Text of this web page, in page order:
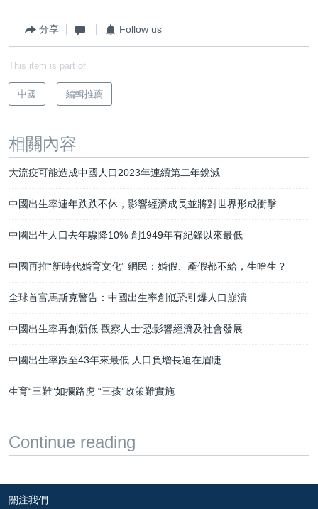
分享 Follow us
This item is part of
中國 編輯推薦
相關內容
大流疫可能造成中國人口2023年連續第二年銳減
中國出生率連年跌跌不休，影響經濟成長並將對世界形成衝擊
中國出生人口去年驟降10% 創1949年有紀錄以來最低
中國再推“新時代婚育文化” 網民：婚假、產假都不給，生啥生？
全球首富馬斯克警告：中國出生率創低恐引爆人口崩潰
中國出生率再創新低 觀察人士:恐影響經濟及社會發展
中國出生率跌至43年來最低 人口負增長迫在眉睫
生育“三難”如攔路虎 “三孩”政策難實施
Continue reading
關注我們